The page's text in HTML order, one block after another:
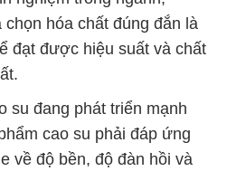
hóa chất đúng đắn là
đạt được hiệu suất và chất
su đang phát triển mạnh
cao su phải đáp ứng
về độ bền, độ đàn hồi và